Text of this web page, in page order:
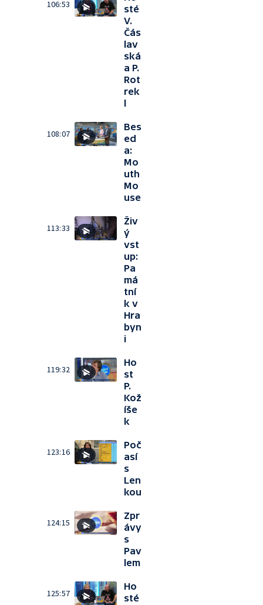
106:53
sté
V.
Čás
lav
ská
a P.
Rot
rek
l
108:07
Bes
ed
a:
Mo
uth
Mo
use
113:33
Živ
ý
vst
up:
Pa
má
tní
k v
Hra
byn
i
119:32
Ho
st
P.
Kož
íše
k
123:16
Poč
así
s
Len
kou
124:15
Zpr
ávy
s
Pav
lem
125:57
Ho
sté